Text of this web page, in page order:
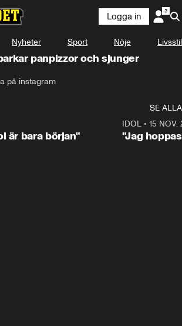
Logga in
Nyheter Sport Nöje Livsstil
panpizzor och sjunger
på instagram
SE ALLA
är bara början"
IDOL• 15 NOV.
"Jag